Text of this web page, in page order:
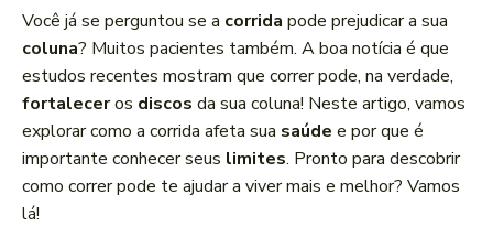
d
o
r
d
e
á
u
d
Você já se perguntou se a corrida pode prejudicar a sua
coluna? Muitos pacientes também. A boa notícia é que
estudos recentes mostram que correr pode, na verdade,
fortaleceros discos da sua coluna! Neste artigo, vamos
explorar como a corrida afeta sua saúde e por que é
importante conhecer seus limites. Pronto para descobrir
como correr pode te ajudar a viver mais e melhor? Vamos
lá!